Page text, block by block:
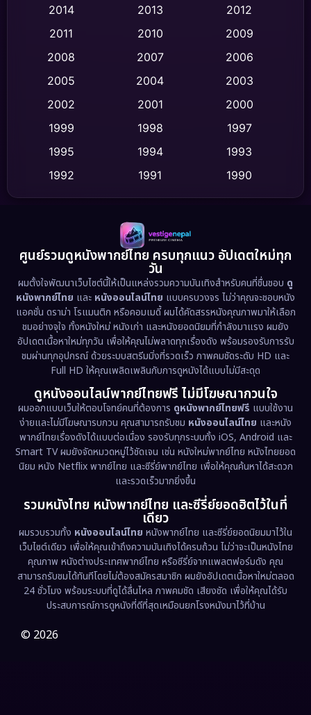
Crime อาชญากรรม (541)
Cult Film
Dance เต้น (10)
Detective สืบสวน (64)
Disaster (13)
Disney+ (5)
Documentary สารคดี (95)
Drama ดราม่า (1,538)
Dystopian (17)
Emotional (61)
Epic มหากาพย์ (233)
Erotic (43)
Family ครอบครัว (375)
Fantasy จินตนาการ (341)
Fiction (9)
Film (57)
Gothic
2014
2013
2012
2011
2010
2009
2008
2007
2006
2005
2004
2003
2002
2001
2000
1999
1998
1997
1995
1994
1993
1992
1991
1990
1989
1988
1986
1983
1978
1974
1962
ศูนย์รวมดูหนังพากย์ไทย ครบทุกแนว อัปเดตใหม่ทุก
วัน
ผมตั้งใจพัฒนาเว็บไซต์นี้ให้เป็นแหล่งรวมความบันเทิงสำหรับคนที่ชื่นชอบ ดู
หนังพากย์ไทย และ หนังออนไลน์ไทย แบบครบวงจร ไม่ว่าคุณจะชอบหนัง
แอคชั่น ดราม่า โรแมนติก หรือคอมเมดี้ ผมได้คัดสรรหนังคุณภาพมาให้เลือก
ชมอย่างจุใจ ทั้งหนังใหม่ หนังเก่า และหนังยอดนิยมที่กำลังมาแรง ผมยัง
อัปเดตเนื้อหาใหม่ทุกวัน เพื่อให้คุณไม่พลาดทุกเรื่องดัง พร้อมรองรับการรับ
ชมผ่านทุกอุปกรณ์ ด้วยระบบสตรีมมิ่งที่รวดเร็ว ภาพคมชัดระดับ HD และ
Full HD ให้คุณเพลิดเพลินกับการดูหนังได้แบบไม่มีสะดุด
ดูหนังออนไลน์พากย์ไทยฟรี ไม่มีโฆษณากวนใจ
ผมออกแบบเว็บให้ตอบโจทย์คนที่ต้องการ ดูหนังพากย์ไทยฟรี แบบใช้งาน
ง่ายและไม่มีโฆษณารบกวน คุณสามารถรับชม หนังออนไลน์ไทย และหนัง
พากย์ไทยเรื่องดังได้แบบต่อเนื่อง รองรับทุกระบบทั้ง iOS, Android และ
Smart TV ผมยังจัดหมวดหมู่ไว้ชัดเจน เช่น หนังใหม่พากย์ไทย หนังไทยยอด
นิยม หนัง Netflix พากย์ไทย และซีรี่ย์พากย์ไทย เพื่อให้คุณค้นหาได้สะดวก
และรวดเร็วมากยิ่งขึ้น
รวมหนังไทย หนังพากย์ไทย และซีรี่ย์ยอดฮิตไว้ในที่
เดียว
ผมรวบรวมทั้ง หนังออนไลน์ไทย หนังพากย์ไทย และซีรี่ย์ยอดนิยมมาไว้ใน
เว็บไซต์เดียว เพื่อให้คุณเข้าถึงความบันเทิงได้ครบถ้วน ไม่ว่าจะเป็นหนังไทย
คุณภาพ หนังต่างประเทศพากย์ไทย หรือซีรี่ย์จากแพลตฟอร์มดัง คุณ
สามารถรับชมได้ทันทีโดยไม่ต้องสมัครสมาชิก ผมยังอัปเดตเนื้อหาใหม่ตลอด
24 ชั่วโมง พร้อมระบบที่ดูได้ลื่นไหล ภาพคมชัด เสียงชัด เพื่อให้คุณได้รับ
ประสบการณ์การดูหนังที่ดีที่สุดเหมือนยกโรงหนังมาไว้ที่บ้าน
© 2026